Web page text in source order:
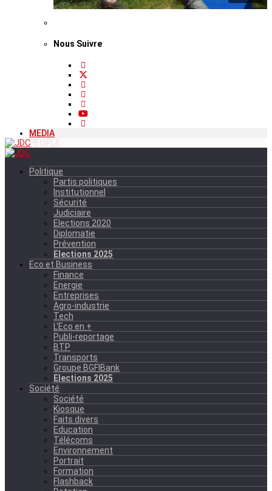
Nous Suivre
MEDIA
PEOPLE
Politique
Partis politiques
Institutionnel
Sécurité
Judiciaire
Elections 2020
Diplomatie
Prévention
Elections 2025
Eco et Business
Finance
Energie
Entreprises
Agro-industrie
Tech
L'Eco en +
Publi-reportage
BTP
Transports
Groupe BGFIBank
Elections 2025
Société
Société
Kiosque
Faits divers
Education
Télécoms
Environnement
Portrait
Formation
Flashback